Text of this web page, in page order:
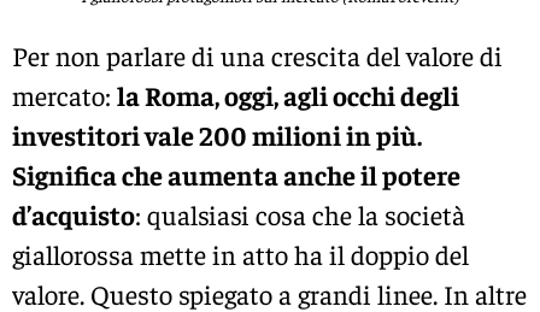
Per non parlare di una crescita del valore di
mercato: la Roma, oggi, agli occhi degli
investitori vale 200 milioni in più.
Significa che aumenta anche il potere
d’acquisto: qualsiasi cosa che la società
giallorossa mette in atto ha il doppio del
valore. Questo spiegato a grandi linee. In altre